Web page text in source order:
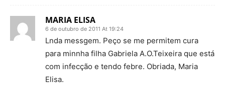
MARIA ELISA
6 de outubro de 2011 At 19:24
Lnda messgem. Peço se me permitem cura
para minnha filha Gabriela A.O.Teixeira que está
com infecção e tendo febre. Obriada, Maria
Elisa.